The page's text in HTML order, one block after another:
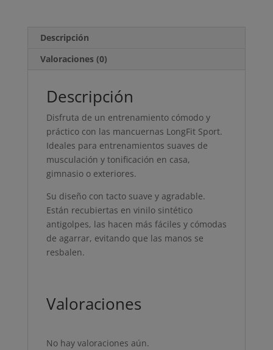
Descripción
Valoraciones (0)
Descripción
Disfruta de un entrenamiento cómodo y
práctico con las mancuernas LongFit Sport.
Ideales para entrenamientos suaves de
musculación y tonificación en casa,
gimnasio o exteriores.
Su diseño con tacto suave y agradable.
Están recubiertas en vinilo sintético
antigolpes, las hacen más fáciles y cómodas
de agarrar, evitando que las manos se
resbalen.
Valoraciones
No hay valoraciones aún.